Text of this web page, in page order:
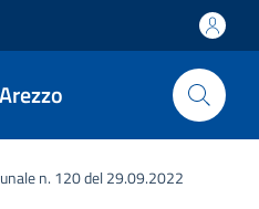
n. 120 del 29.09.2022